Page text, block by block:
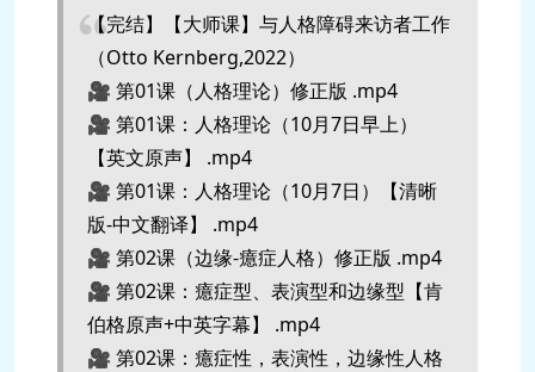
【完结】【大师课】与人格障碍来访者工作
（Otto Kernberg,2022）
🎥 第01课（人格理论）修正版 .mp4
🎥 第01课：人格理论（10月7日早上）
【英文原声】 .mp4
🎥 第01课：人格理论（10月7日）【清晰
版-中文翻译】 .mp4
🎥 第02课（边缘-癔症人格）修正版 .mp4
🎥 第02课：癔症型、表演型和边缘型【肯
伯格原声+中英字幕】 .mp4
🎥 第02课：癔症性，表演性，边缘性人格